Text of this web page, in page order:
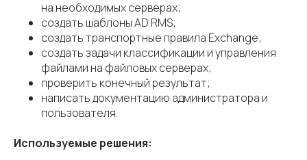
на необходимых серверах;
создать шаблоны AD RMS;
создать транспортные правила Exchange;
создать задачи классификации и управления
файлами на файловых серверах;
проверить конечный результат;
написать документацию администратора и
пользователя.
Используемые решения: